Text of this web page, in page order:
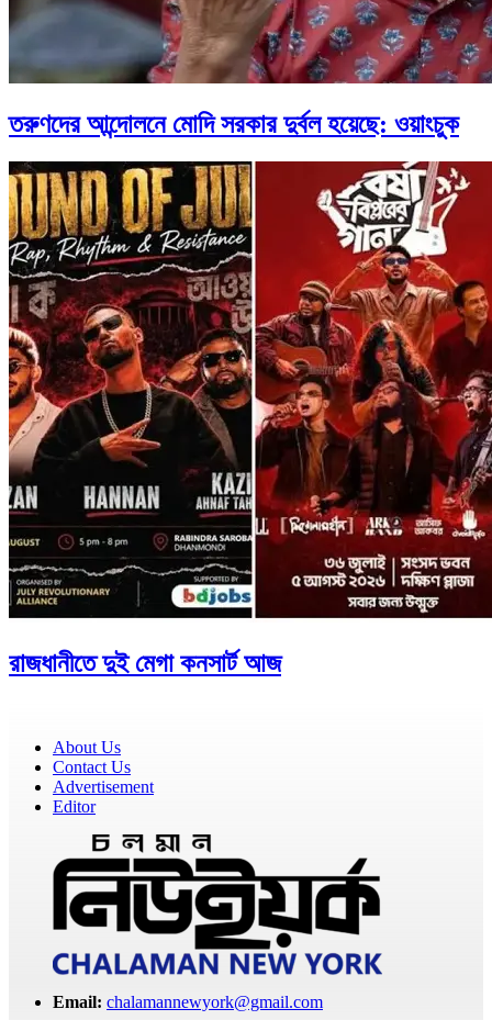
তরুণদের আন্দোলনে মোদি সরকার দুর্বল হয়েছে: ওয়াংচুক
রাজধানীতে দুই মেগা কনসার্ট আজ
About Us
Contact Us
Advertisement
Editor
Email: chalamannewyork@gmail.com